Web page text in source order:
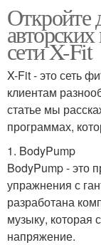
Откройте
сети X-Fit
X-Fit - это сеть
клиентам
статье мы
программах,
1. BodyPump
BodyPump - это
упражнения с
разработана
музыку, которая
напряжение.